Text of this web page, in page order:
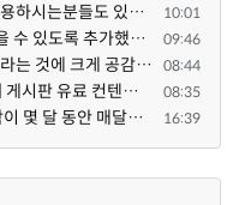
콘텐츠 이용권등으로 해당 모듈을 사용하시는분들도 있을것 같아서, 해당기능을 추가했습니다! 10:01
상품관리에서 1인당 구매 제한을 넣을 수 있도록 추가했습니다! 09:46
라이믹스의 가장 큰 해자는 꾸준함이라는 것에 크게 공감합니다. 저도 10년 이상 라이믹스 순수 소비자로 있... 08:44
개인적으로 예전 hotopay 사용할 때 게시판 유료 컨텐츠 열람 권한을 결제 후 자동으로 부여하는 형태로 유... 08:35
AI가 생기기 전에는 실제로 여러 사람이 몇 달 동안 매달려야 하는 프로젝트였는데... 이제는 한두 명이 쳐... 16:39